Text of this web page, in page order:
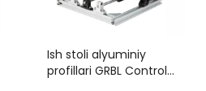
Ish stoli alyuminiy
profillari GRBL Control